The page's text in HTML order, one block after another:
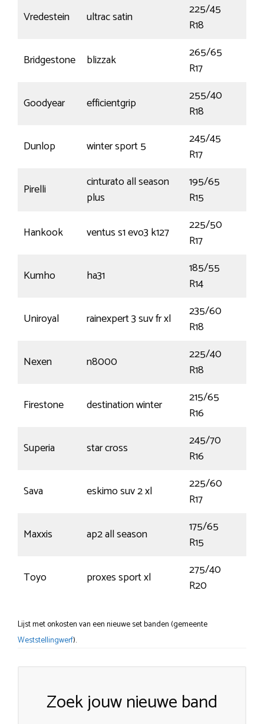
Vredestein ultrac satin
225/45
R18
Bridgestone blizzak
265/65
R17
Goodyear efficientgrip
255/40
R18
Dunlop winter sport 5
245/45
R17
Pirelli
cinturato all season
plus
195/65
R15
Hankook ventus s1 evo3 k127
225/50
R17
Kumho ha31
185/55
R14
Uniroyal rainexpert 3 suv fr xl
235/60
R18
Nexen n8000
225/40
R18
Firestone destination winter
215/65
R16
Superia star cross
245/70
R16
Sava eskimo suv 2 xl
225/60
R17
Maxxis ap2 all season
175/65
R15
Toyo proxes sport xl
275/40
R20
Lijst met onkosten van een nieuwe set banden (gemeente
Weststellingwerf).
Zoek jouw nieuwe band